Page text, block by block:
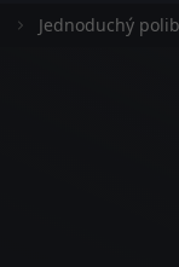
Jednoduchý